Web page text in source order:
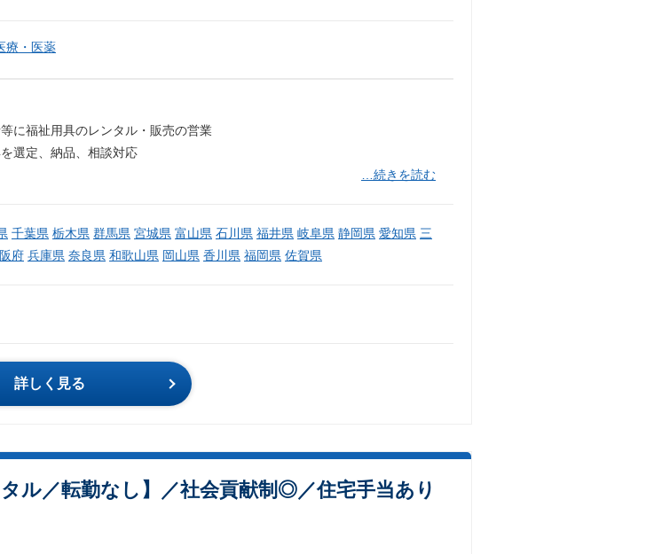
療・医薬
に福祉用具のレンタル・販売の営業
選定、納品、相談対応
…続きを読む
千葉県 栃木県 群馬県 宮城県 富山県 石川県 福井県 岐阜県 静岡県 愛知県 三
府 兵庫県 奈良県 和歌山県 岡山県 香川県 福岡県 佐賀県
詳しく見る
ル／転勤なし】／社会貢献制◎／住宅手当あり